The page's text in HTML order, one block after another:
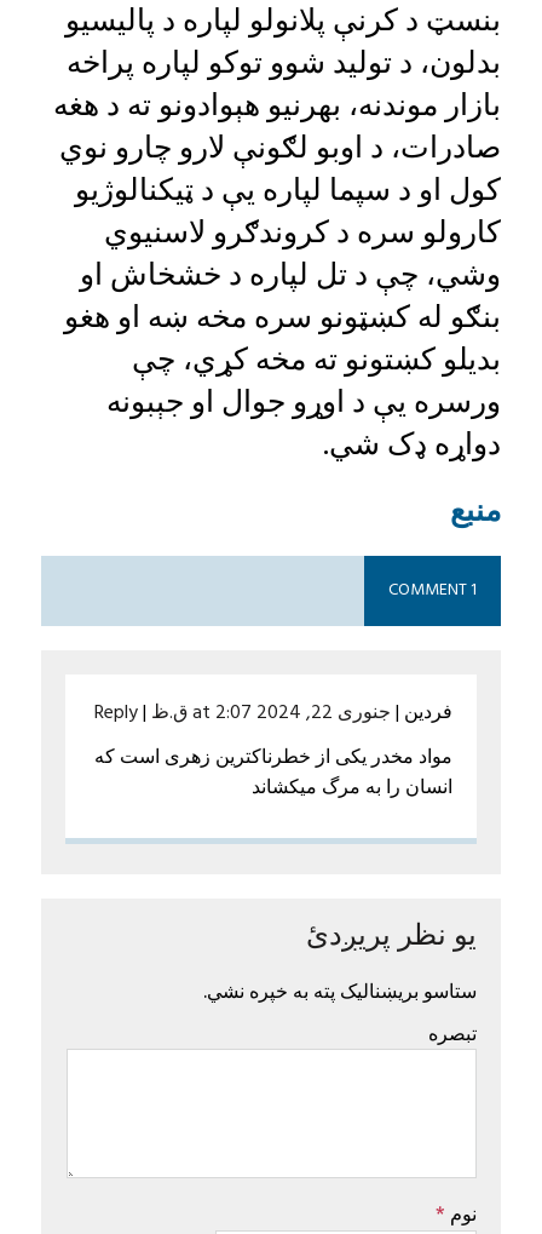
بنسټ د کرنې پلانولو لپاره د پالیسيو
بدلون، د تولید شوو توکو لپاره پراخه
بازار موندنه، بهرنیو هېوادونو ته د هغه
صادرات، د اوبو لګونې لارو چارو نوي
کول او د سپما لپاره یې د ټیکنالوژیو
کارولو سره د کروندګرو لاسنیوي
وشي، چې د تل لپاره د خشخاش او
بنګو له کښټونو سره مخه ښه او هغو
بدیلو کښتونو ته مخه کړي، چې
ورسره یې د اوړو جوال او جېبونه
دواړه ډک شي.
منبع
1 COMMENT
فردین |جنوری 22, 2024 at 2:07 ق.ظ |
Reply
مواد مخدر یکی از خطرناکترین زهری است که
انسان را به مرگ میکشاند
یو نظر پریږدئ
ستاسو بریښنالیک پته به خپره نشي.
تبصره
نوم *